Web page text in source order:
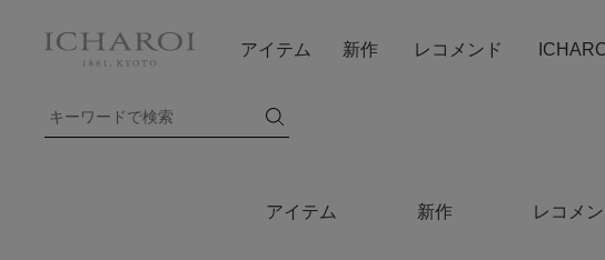
アイテム 新作 レコメ
アイテム 新作 レコメンド